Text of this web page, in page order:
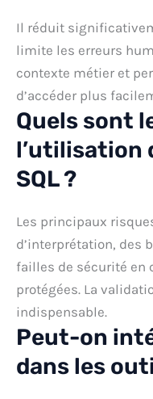
Il réduit
limite les erreurs
contexte métier et
d’accéder plus
Quels sont
l’utilisation
SQL ?
Les principaux
d’interprétation, des
failles de sécurité en
protégées. La
indispensable.
Peut-on
dans les